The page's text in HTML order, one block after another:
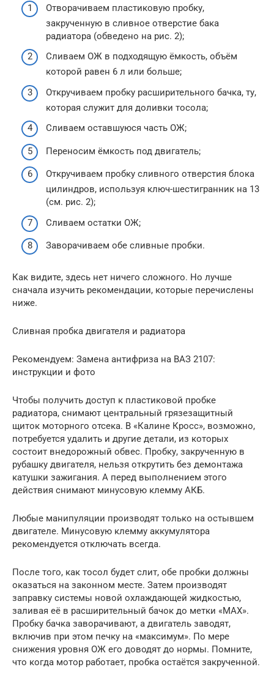
Отворачиваем пластиковую пробку,
закрученную в сливное отверстие бака
радиатора (обведено на рис. 2);
Сливаем ОЖ в подходящую ёмкость, объём
которой равен 6 л или больше;
Откручиваем пробку расширительного бачка, ту,
которая служит для доливки тосола;
Сливаем оставшуюся часть ОЖ;
Переносим ёмкость под двигатель;
Откручиваем пробку сливного отверстия блока
цилиндров, используя ключ-шестигранник на 13
(см. рис. 2);
Сливаем остатки ОЖ;
Заворачиваем обе сливные пробки.
Как видите, здесь нет ничего сложного. Но лучше
сначала изучить рекомендации, которые перечислены
ниже.
Сливная пробка двигателя и радиатора
Рекомендуем: Замена антифриза на ВАЗ 2107:
инструкции и фото
Чтобы получить доступ к пластиковой пробке
радиатора, снимают центральный грязезащитный
щиток моторного отсека. В «Калине Кросс», возможно,
потребуется удалить и другие детали, из которых
состоит внедорожный обвес. Пробку, закрученную в
рубашку двигателя, нельзя открутить без демонтажа
катушки зажигания. А перед выполнением этого
действия снимают минусовую клемму АКБ.
Любые манипуляции производят только на остывшем
двигателе. Минусовую клемму аккумулятора
рекомендуется отключать всегда.
После того, как тосол будет слит, обе пробки должны
оказаться на законном месте. Затем производят
заправку системы новой охлаждающей жидкостью,
заливая её в расширительный бачок до метки «MAX».
Пробку бачка заворачивают, а двигатель заводят,
включив при этом печку на «максимум». По мере
снижения уровня ОЖ его доводят до нормы. Помните,
что когда мотор работает, пробка остаётся закрученной.